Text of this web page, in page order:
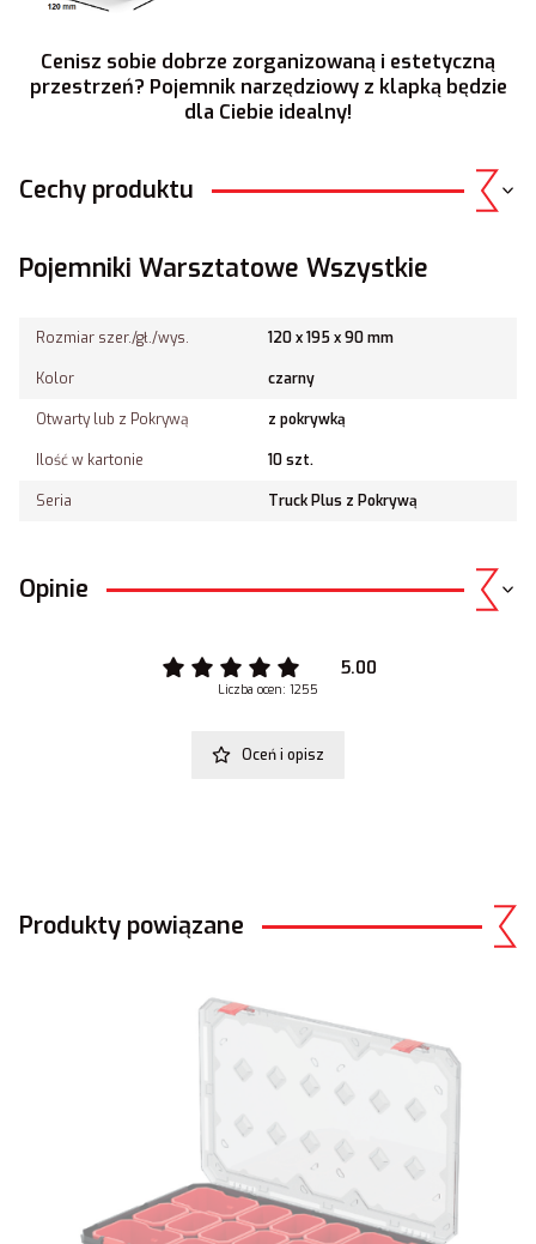
Cenisz sobie dobrze zorganizowaną i estetyczną
przestrzeń? Pojemnik narzędziowy z klapką będzie
dla Ciebie idealny!
Cechy produktu
Pojemniki Warsztatowe Wszystkie
Rozmiar szer./gł./wys. 120 x 195 x 90 mm
Kolor czarny
Otwarty lub z Pokrywą z pokrywką
Ilość w kartonie 10 szt.
Seria Truck Plus z Pokrywą
Opinie
5.00
Liczba ocen: 1255
Oceń i opisz
Produkty powiązane